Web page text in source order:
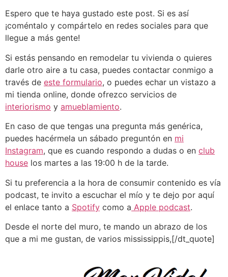
Espero que te haya gustado este post. Si es así
¡coméntalo y compártelo en redes sociales para que
llegue a más gente!
Si estás pensando en remodelar tu vivienda o quieres
darle otro aire a tu casa, puedes contactar conmigo a
través de este formulario, o puedes echar un vistazo a
mi tienda online, donde ofrezco servicios de
interiorismo y amueblamiento.
En caso de que tengas una pregunta más genérica,
puedes hacérmela un sábado preguntón en mi
Instagram, que es cuando respondo a dudas o en club
house los martes a las 19:00 h de la tarde.
Si tu preferencia a la hora de consumir contenido es vía
podcast, te invito a escuchar el mío y te dejo por aquí
el enlace tanto a Spotify como a Apple podcast.
Desde el norte del muro, te mando un abrazo de los
que a mi me gustan, de varios mississippis,[/dt_quote]